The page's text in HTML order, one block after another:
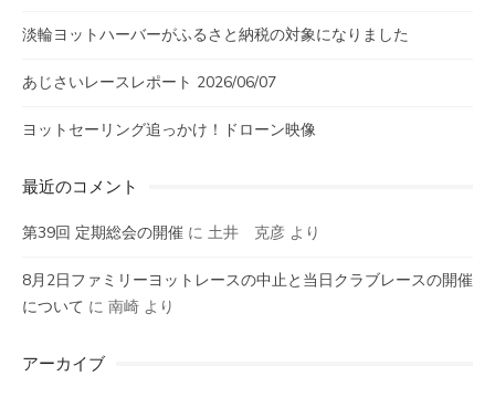
淡輪ヨットハーバーがふるさと納税の対象になりました
あじさいレースレポート 2026/06/07
ヨットセーリング追っかけ！ドローン映像
最近のコメント
第39回 定期総会の開催 に 土井 克彦 より
8月2日ファミリーヨットレースの中止と当日クラブレースの開催
について に 南崎 より
アーカイブ